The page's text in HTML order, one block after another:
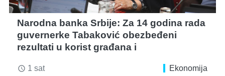
Narodna banka Srbije: Za 14 godina rada
guvernerke Tabaković obezbeđeni
rezultati u korist građana i
access_time 1 sat Ekonomija